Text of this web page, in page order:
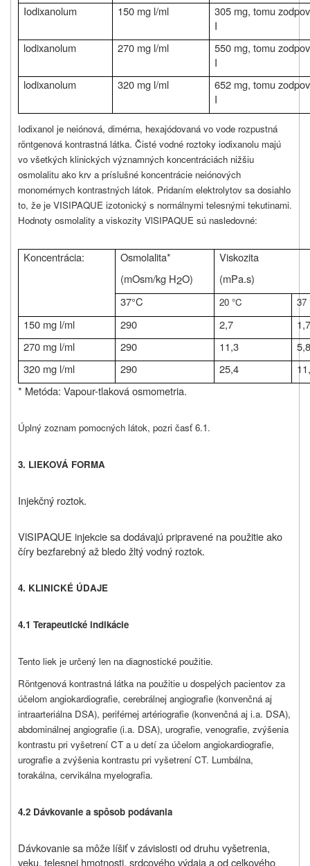
Iodixanolum
150 mg l/ml
305 mg, tomu
I
lodixanolum
270 mg l/ml
550 mg, tomu
I
lodixanolum
320 mg l/ml
652 mg, tomu
I
Iodixanol je neiónová, dimérna, hexajódovaná vo vode rozpustná
röntgenová kontrastná látka. Čisté vodné roztoky iodixanolu majú
vo všetkých klinických významných koncentráciách nižšiu
osmolalitu ako krv a príslušné koncentrácie neiónových
monomérnych kontrastných látok. Pridaním elektrolytov sa dosiahlo
to, že je VISIPAQUE izotonický s normálnymi telesnými tekutinami.
Hodnoty osmolality a viskozity VlSIPAQUE sú nasledovné:
Koncentrácia:
Osmolalita*
(mOsm/kg H2O)
Viskozita
(mPa.s)
37°C
20 °C 37
150 mg l/ml 290 2,7
270 mg l/ml
290 11,3
320 mg l/ml
290 25,4
* Metóda: Vapour-tlaková osmometria.
Úplný zoznam pomocných látok, pozri časť 6.1.
3. LIEKOVÁ FORMA
Injekčný roztok.
VlSIPAQUE injekcie sa dodávajú pripravené na použitie ako
číry bezfarebný až bledo žltý vodný roztok.
4. KLINICKÉ ÚDAJE
4.1 Terapeutické indikácie
Tento liek je určený len na diagnostické použitie.
Röntgenová kontrastná látka na použitie u dospelých pacientov za
účelom angiokardiografie, cerebrálnej angiografie (konvenčná aj
intraarteriálna DSA), periférnej artériografie (konvenčná aj i.a. DSA),
abdominálnej angiografie (i.a. DSA), urografie, venografie, zvýšenia
kontrastu pri vyšetrení CT a u detí za účelom angiokardiografie,
urografie a zvýšenia kontrastu pri vyšetrení CT. Lumbálna,
torakálna, cervikálna myelografia.
4.2 Dávkovanie a spôsob podávania
Dávkovanie sa môže líšiť v závislosti od druhu vyšetrenia,
veku, telesnej hmotnosti, srdcového výdaja a od celkového